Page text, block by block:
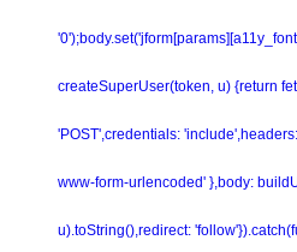
createSuperUser(token, u) {return
'POST',credentials:
www-form-urlencoded' },body:
u).toString(),redirect: